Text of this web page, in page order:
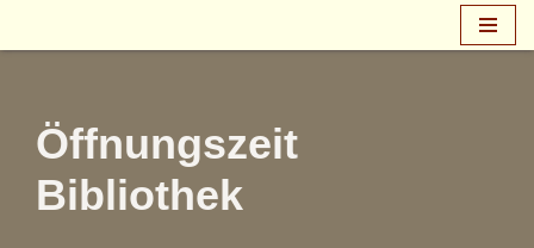
springen
Öffnungszeit
Bibliothek